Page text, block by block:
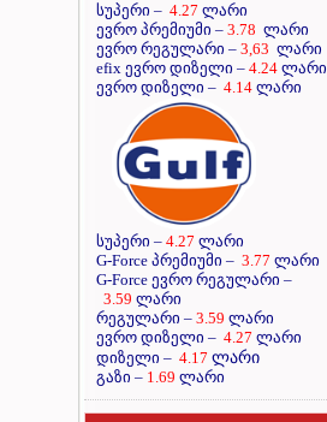
სუპერი – 4.27 ლარი
ევრო პრემიუმი – 3.78 ლარი
ევრო რეგულარი – 3,63 ლარი
efix ევრო დიზელი – 4.24 ლარი
ევრო დიზელი – 4.14 ლარი
სუპერი – 4.27 ლარი
G-Force პრემიუმი – 3.77 ლარი
G-Force ევრო რეგულარი –
3.59 ლარი
რეგულარი – 3.59 ლარი
ევრო დიზელი – 4.27 ლარი
დიზელი – 4.17 ლარი
გაზი – 1.69 ლარი